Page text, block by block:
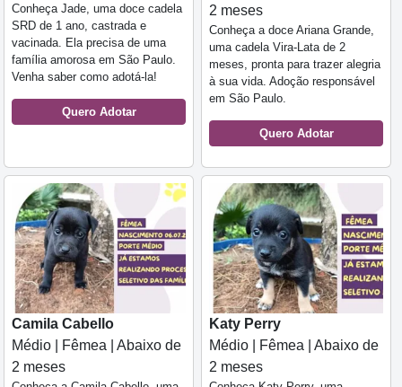
Conheça Jade, uma doce cadela
SRD de 1 ano, castrada e
vacinada. Ela precisa de uma
família amorosa em São Paulo.
Venha saber como adotá-la!
Quero Adotar
2 meses
Conheça a doce Ariana Grande,
uma cadela Vira-Lata de 2
meses, pronta para trazer alegria
à sua vida. Adoção responsável
em São Paulo.
Quero Adotar
Camila Cabello
Médio | Fêmea | Abaixo de
2 meses
Katy Perry
Médio | Fêmea | Abaixo de
2 meses